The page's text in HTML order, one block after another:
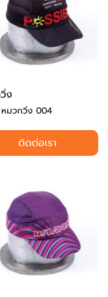
ง
หมวกวิ่ง 004
ติดต่อเรา